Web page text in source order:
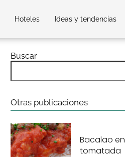
Hoteles Ideas y tendencias
Buscar
Otras publicaciones
Bacalao en
tomatada